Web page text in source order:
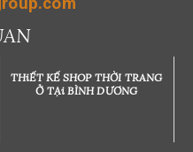
THiẾT KẾ SHOP THỜI TRANG
Ở TẠi BÌNH DƯƠNG